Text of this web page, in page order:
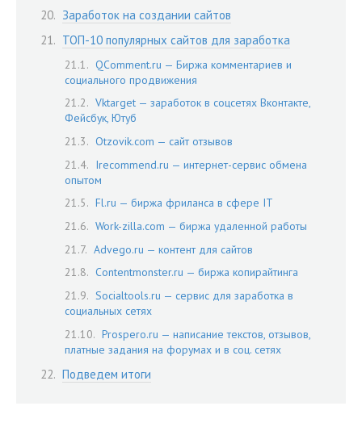
Заработок на создании сайтов
ТОП-10 популярных сайтов для заработка
QComment.ru — Биржа комментариев и
социального продвижения
Vktarget — заработок в соцсетях Вконтакте,
Фейсбук, Ютуб
Otzovik.com — сайт отзывов
Irecommend.ru — интернет-сервис обмена
опытом
Fl.ru — биржа фриланса в сфере IT
Work-zilla.com — биржа удаленной работы
Advego.ru — контент для сайтов
Contentmonster.ru — биржа копирайтинга
Socialtools.ru — сервис для заработка в
социальных сетях
Prospero.ru — написание текстов, отзывов,
платные задания на форумах и в соц. сетях
Подведем итоги